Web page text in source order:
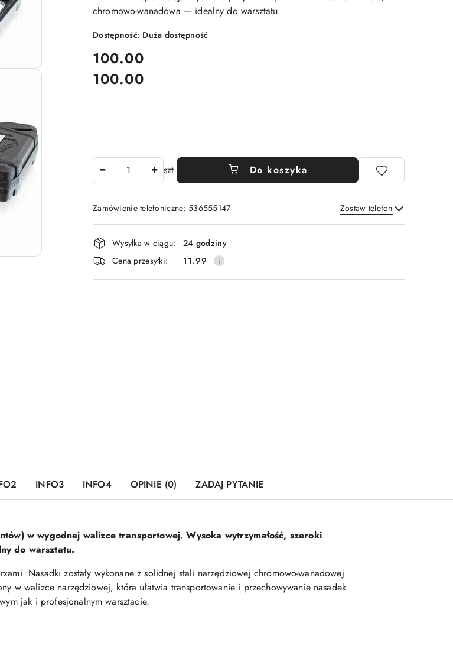
chromowo-wanadowa — idealny do warsztatu.
Dostępność: Duża dostępność
cena:
100.00
Cena:
100.00
szt. Do koszyka
Zamówienie telefoniczne: 536555147 Zostaw telefon
Wyślij
Dostępność
i
dostawa
Wysyłka w ciągu:
24 godziny
Cena przesyłki:
11.99
INFO3 INFO4 OPINIE (0) ZADAJ PYTANIE
w wygodnej walizce transportowej. Wysoka wytrzymałość, szeroki
do warsztatu.
Nasadki zostały wykonane z solidnej stali narzędziowej chromowo-wanadowej
w walizce narzędziowej, która ułatwia transportowanie i przechowywanie nasadek
jak i profesjonalnym warsztacie.